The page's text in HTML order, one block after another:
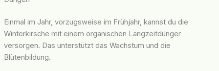
Einmal im Jahr, vorzugsweise im Frühjahr, kannst du die
Winterkirsche mit einem organischen Langzeitdünger
versorgen. Das unterstützt das Wachstum und die
Blütenbildung.